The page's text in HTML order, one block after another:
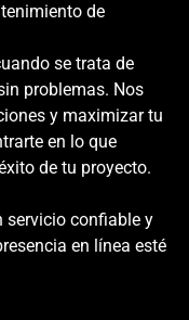
de
se trata de
problemas. Nos
y maximizar tu
en lo que
de tu proyecto.
servicio confiable y
en línea esté